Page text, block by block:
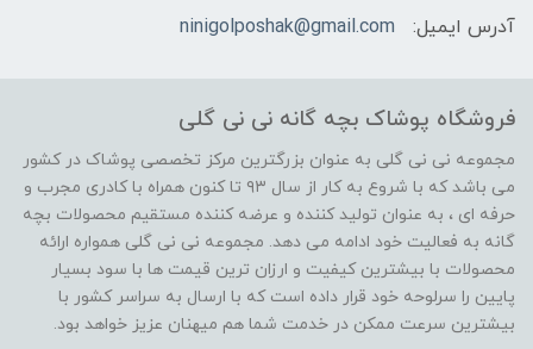
آدرس ایمیل:
ninigolposhak@gmail.com
فروشگاه پوشاک بچه گانه نی نی گلی
مجموعه نی نی گلی به عنوان بزرگترین مرکز تخصصی پوشاک در کشور
می باشد که با شروع به کار از سال ۹۳ تا کنون همراه با کادری مجرب و
حرفه ای ، به عنوان تولید کننده و عرضه کننده مستقیم محصولات بچه
گانه به فعالیت خود ادامه می دهد. مجموعه نی نی گلی همواره ارائه
محصولات با بیشترین کیفیت و ارزان ترین قیمت ها با سود بسیار
پایین را سرلوحه خود قرار داده است که با ارسال به سراسر کشور با
بیشترین سرعت ممکن در خدمت شما هم میهنان عزیز خواهد بود.